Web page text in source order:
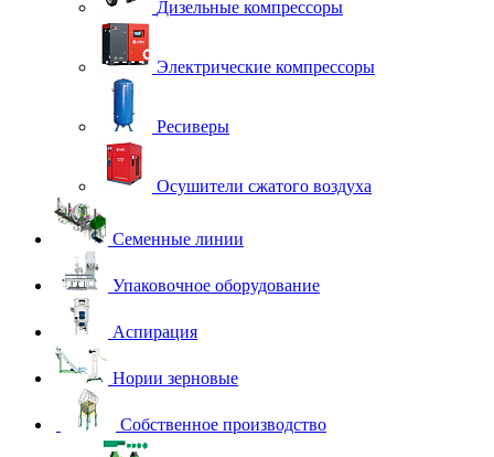
Дизельные компрессоры
Электрические компрессоры
Ресиверы
Осушители сжатого воздуха
Семенные линии
Упаковочное оборудование
Аспирация
Нории зерновые
Собственное производство